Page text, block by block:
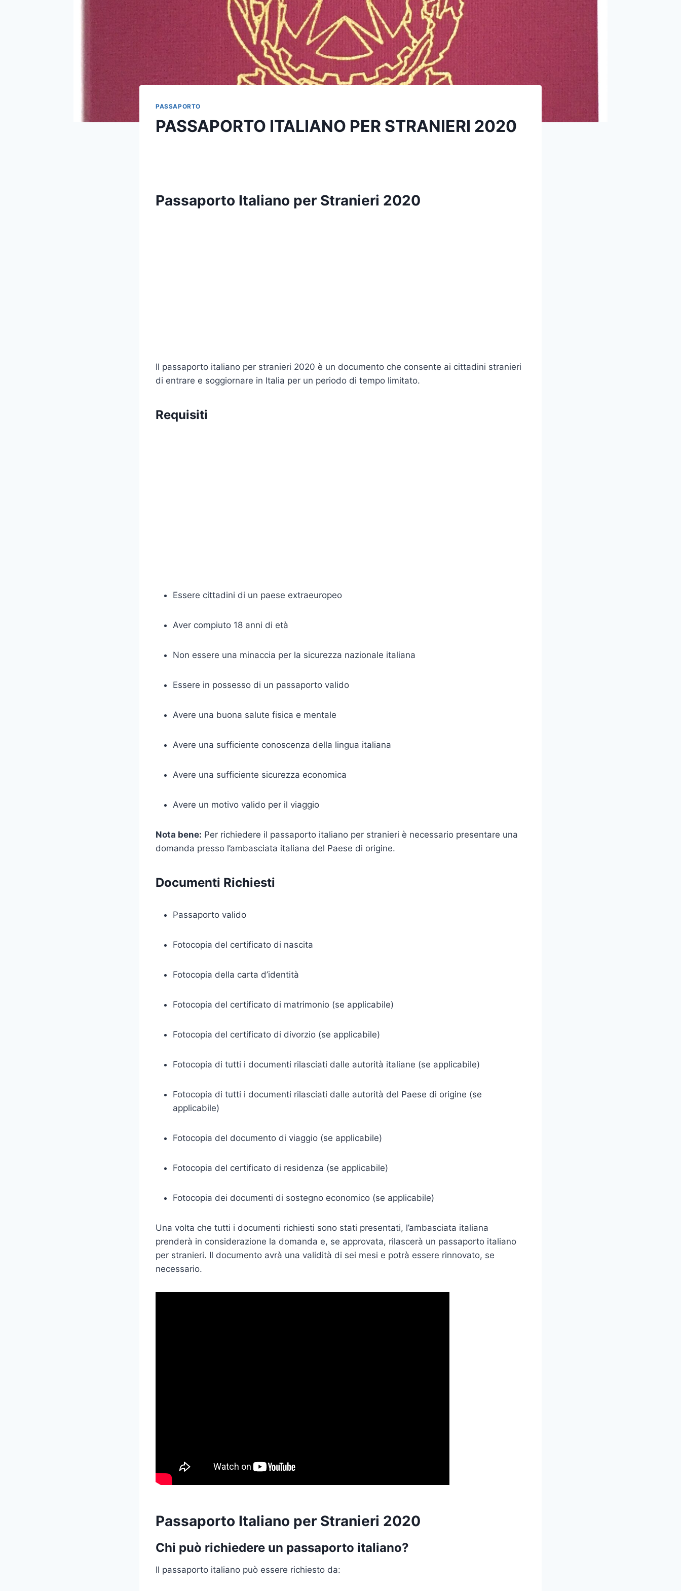
PASSAPORTO
PASSAPORTO ITALIANO PER STRANIERI 2020
Passaporto Italiano per Stranieri 2020
Il passaporto italiano per stranieri 2020 è un documento che consente ai cittadini stranieri
di entrare e soggiornare in Italia per un periodo di tempo limitato.
Requisiti
Essere cittadini di un paese extraeuropeo
Aver compiuto 18 anni di età
Non essere una minaccia per la sicurezza nazionale italiana
Essere in possesso di un passaporto valido
Avere una buona salute fisica e mentale
Avere una sufficiente conoscenza della lingua italiana
Avere una sufficiente sicurezza economica
Avere un motivo valido per il viaggio
Nota bene: Per richiedere il passaporto italiano per stranieri è necessario presentare una
domanda presso l’ambasciata italiana del Paese di origine.
Documenti Richiesti
Passaporto valido
Fotocopia del certificato di nascita
Fotocopia della carta d’identità
Fotocopia del certificato di matrimonio (se applicabile)
Fotocopia del certificato di divorzio (se applicabile)
Fotocopia di tutti i documenti rilasciati dalle autorità italiane (se applicabile)
Fotocopia di tutti i documenti rilasciati dalle autorità del Paese di origine (se
applicabile)
Fotocopia del documento di viaggio (se applicabile)
Fotocopia del certificato di residenza (se applicabile)
Fotocopia dei documenti di sostegno economico (se applicabile)
Una volta che tutti i documenti richiesti sono stati presentati, l’ambasciata italiana
prenderà in considerazione la domanda e, se approvata, rilascerà un passaporto italiano
per stranieri. Il documento avrà una validità di sei mesi e potrà essere rinnovato, se
necessario.
Passaporto Italiano per Stranieri 2020
Chi può richiedere un passaporto italiano?
Il passaporto italiano può essere richiesto da: